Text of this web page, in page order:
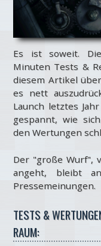
Es ist soweit.
Minuten Tests &
diesem Artikel
es nett
Launch letztes
gespannt, wie sich
den Wertungen
Der "große Wurf",
angeht, bleibt
Pressemeinungen.
TESTS &
RAUM: